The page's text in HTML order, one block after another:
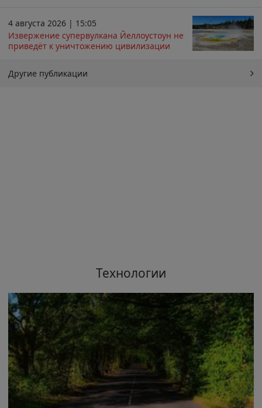
4 августа 2026 | 15:05
Извержение супервулкана Йеллоустоун не
приведёт к уничтожению цивилизации
Другие публикации
Технологии